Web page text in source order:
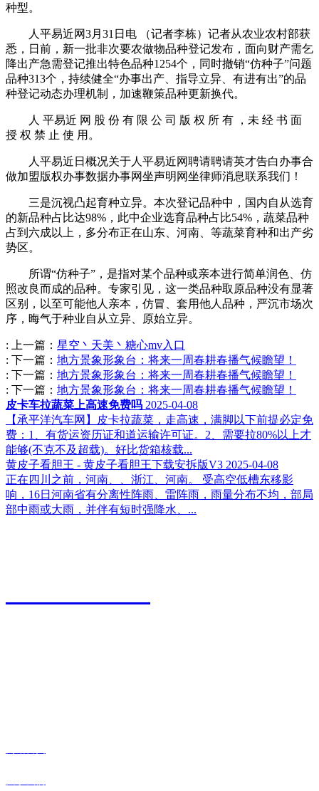
种型。
人平易近网3月31日电 （记者李栋）记者从农业农村部获
悉，日前，新一批非次要农做物品种登记发布，面向财产需乞
降出产急需登记推出特色品种1254个，同时撤销“仿种子”问题
品种313个，持续健全“办事出产、指导立异、有进有出”的品
种登记动态办理机制，加速鞭策品种更新换代。
人 平易近 网 股 份 有 限 公 司 版 权 所 有 ，未 经 书 面
授 权 禁 止 使 用。
人平易近日概况关于人平易近网聘请聘请英才告白办事合
做加盟版权办事数据办事网坐声明网坐律师消息联系我们！
三是沉视凸起育种立异。本次登记品种中，国内自从选育
的新品种占比达98%，此中企业选育品种占比54%，蔬菜品种
占到六成以上，多分布正在山东、河南、等蔬菜育种和出产劣
势区。
所谓“仿种子”，是指对某个品种或亲本进行简单润色、仿
照改良而成的品种。专家引见，这一类品种取原品种没有显著
区别，以至可能他人亲本，仿冒、套用他人品种，严沉市场次
序，晦气于种业自从立异、原始立异。
: 上一篇： 星空丶天美丶糖心mv入口
: 下一篇： 地方景象形象台：将来一周春耕春播气候瞻望！
: 下一篇： 地方景象形象台：将来一周春耕春播气候瞻望！
: 下一篇： 地方景象形象台：将来一周春耕春播气候瞻望！
皮卡车拉蔬菜上高速免费吗 2025-04-08
【承平洋汽车网】皮卡拉蔬菜，走高速，满脚以下前提必定免
费：1、有货运资历证和道运输许可证。2、需要拉80%以上才
能够(不克不及超载)。好比货箱核载...
黄皮子看胆王 - 黄皮子看胆王下载安拆版V3 2025-04-08
正在四川之前，河南、、浙江、河南。 受高空低槽东移影
响，16日河南省有分离性阵雨、雷阵雨，雨量分布不均，部局
部中雨或大雨，并伴有短时强降水、...